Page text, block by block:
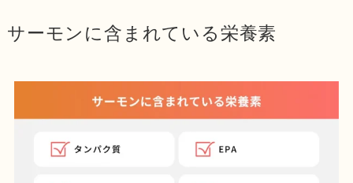
サーモンに含まれている栄養素